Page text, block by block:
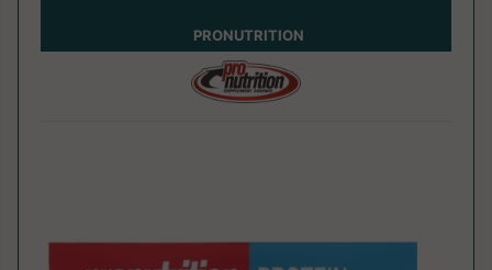
PRONUTRITION